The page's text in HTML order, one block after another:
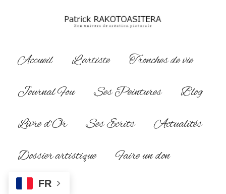
principal
Navigation
Accueil L’artiste
Tronches de vie
Journal Fou
Ses Peintures
Blog
Livre d’Or
Ses Ecrits
Actualités
Dossier artistique
Faire un don
FR